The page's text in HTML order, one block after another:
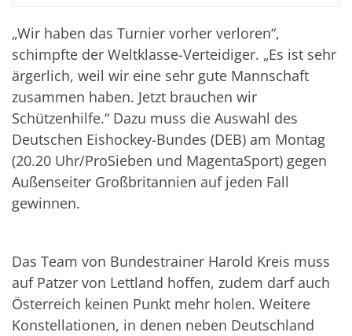
„Wir haben das Turnier vorher verloren“,
schimpfte der Weltklasse-Verteidiger. „Es ist sehr
ärgerlich, weil wir eine sehr gute Mannschaft
zusammen haben. Jetzt brauchen wir
Schützenhilfe.“ Dazu muss die Auswahl des
Deutschen Eishockey-Bundes (DEB) am Montag
(20.20 Uhr/ProSieben und MagentaSport) gegen
Außenseiter Großbritannien auf jeden Fall
gewinnen.
Das Team von Bundestrainer Harold Kreis muss
auf Patzer von Lettland hoffen, zudem darf auch
Österreich keinen Punkt mehr holen. Weitere
Konstellationen, in denen neben Deutschland